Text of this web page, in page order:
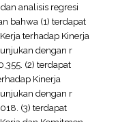
analisis regresi
bahwa (1) terdapat
terhadap Kinerja
dengan r
(2) terdapat
Kinerja
dengan r
(3) terdapat